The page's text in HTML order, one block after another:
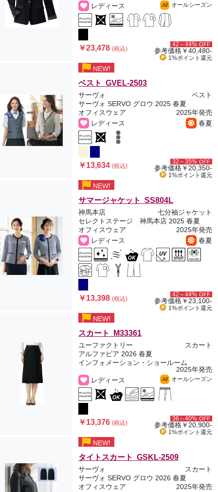
レディース
All オールシーズン
￥23,478(税込)
42～44% OFF
参考価格￥40,480-
1%ポイント 還元
NEW!
ベスト GVEL-2503
サーヴォ
ベスト
サーヴォ SERVO グロウ 2025 春夏
オフィスウェア
2025年発売
レディース
春夏
￥13,634(税込)
32～35% OFF
参考価格￥20,350-
1%ポイント 還元
NEW!
サマージャケット SS804L
神馬本店
七分袖ジャケット
セレクトステージ 神馬本店 2025 春夏
オフィスウェア
2025年発売
レディース
春夏
￥13,398(税込)
42～44% OFF
参考価格￥23,100-
1%ポイント 還元
NEW!
スカート M33361
ユーファクトリー
スカート
アルファピア 2026 春夏
インフォメーション・ショールーム
2025年発売
レディース
All オールシーズン
￥13,376(税込)
36～40% OFF
参考価格￥20,900-
1%ポイント 還元
NEW!
タイトスカート GSKL-2509
サーヴォ
スカート
サーヴォ SERVO グロウ 2026 春夏
オフィスウェア
2025年発売